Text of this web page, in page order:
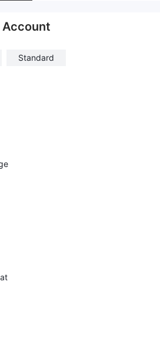
Account
Standard